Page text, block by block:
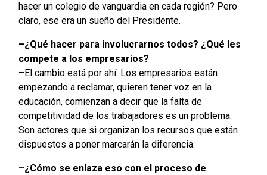
hacer un colegio de vanguardia en cada región? Pero
claro, ese era un sueño del Presidente.
–¿Qué hacer para involucrarnos todos? ¿Qué les
compete a los empresarios?
–El cambio está por ahí. Los empresarios están
empezando a reclamar, quieren tener voz en la
educación, comienzan a decir que la falta de
competitividad de los trabajadores es un problema.
Son actores que si organizan los recursos que están
dispuestos a poner marcarán la diferencia.
–¿Cómo se enlaza eso con el proceso de